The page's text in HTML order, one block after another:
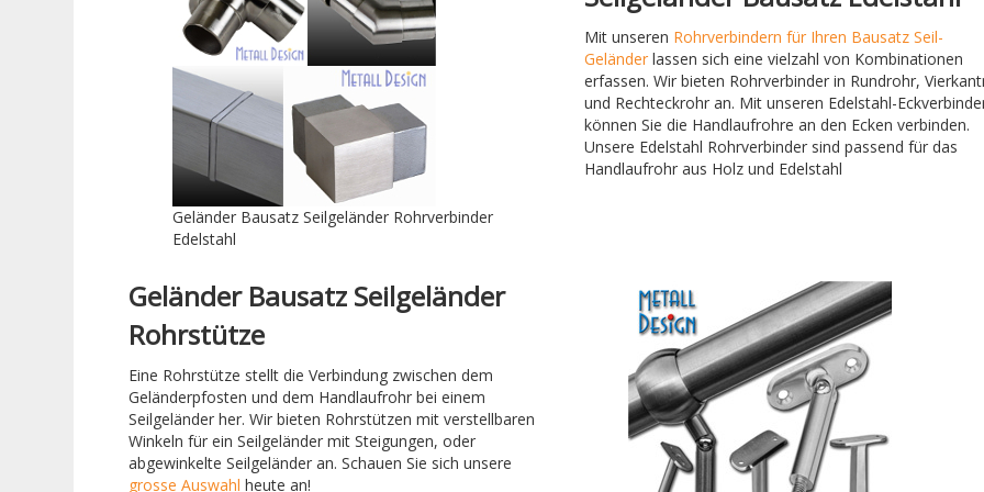
Geländer Bausatz Seilgeländer Rohrverbinder
Edelstahl
Mit unseren Rohrverbindern für Ihren Bausatz Seil-
Geländer lassen sich eine vielzahl von Kombinationen
erfassen. Wir bieten Rohrverbinder in Rundrohr,
und Rechteckrohr an. Mit unseren Edelstahl-
können Sie die Handlaufrohre an den Ecken verbinden.
Unsere Edelstahl Rohrverbinder sind passend für das
Handlaufrohr aus Holz und Edelstahl
Geländer Bausatz Seilgeländer
Rohrstütze
Eine Rohrstütze stellt die Verbindung zwischen dem
Geländerpfosten und dem Handlaufrohr bei einem
Seilgeländer her. Wir bieten Rohrstützen mit verstellbaren
Winkeln für ein Seilgeländer mit Steigungen, oder
abgewinkelte Seilgeländer an. Schauen Sie sich unsere
grosse Auswahl heute an!